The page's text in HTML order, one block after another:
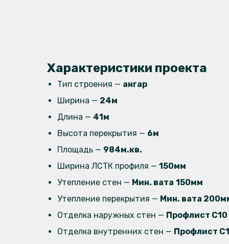
Характеристики проекта
Тип строения — ангар
Ширина — 24м
Длина — 41м
Высота перекрытия — 6м
Площадь — 984м.кв.
Ширина ЛСТК профиля — 150мм
Утепление стен — Мин. вата 150мм
Утепление перекрытия — Мин. вата
Отделка наружных стен — Профлист C10
Отделка внутренних стен — Профлист